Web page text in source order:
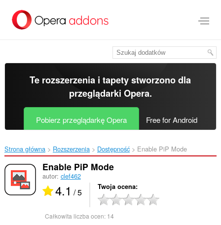
treści
Te rozszerzenia i tapety stworzono dla
przeglądarki Opera.
Pobierz przeglądarkę Opera Free for Android
Strona główna Rozszerzenia Dostępność Enable PiP Mode‎
Enable PiP Mode
autor: clef462
4.1 / 5 Twoja ocena
Całkowita liczba ocen: 14